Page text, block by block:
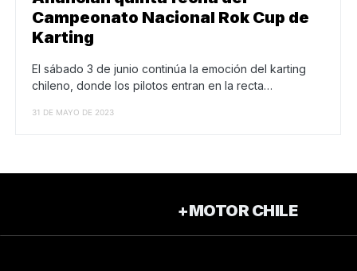
Campeonato Nacional Rok Cup de
Karting
El sábado 3 de junio continúa la emoción del karting
chileno, donde los pilotos entran en la recta…
31 DE MAYO DE 2023
+MOTOR CHILE